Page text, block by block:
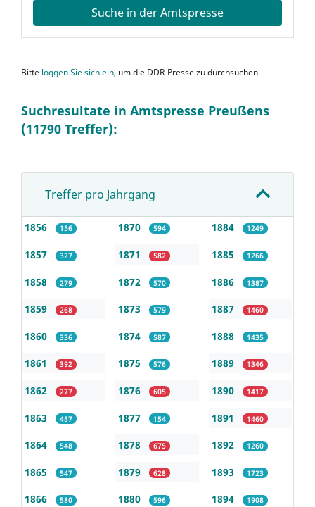
Suche in der Amtspresse
Bitte loggen Sie sich ein, um die DDR-Presse zu durchsuchen
Suchresultate in Amtspresse Preußens
(11790 Treffer):
Treffer pro Jahrgang
1856 156
1857 327
1858 279
1859 268
1860 336
1861 392
1862 277
1863 457
1864 548
1865 547
1866 580
1870 594
1871 582
1872 570
1873 579
1874 587
1875 576
1876 605
1877 154
1878 675
1879 628
1880 596
1884 1249
1885 1266
1886 1387
1887 1460
1888 1435
1889 1346
1890 1417
1891 1460
1892 1260
1893 1723
1894 1908